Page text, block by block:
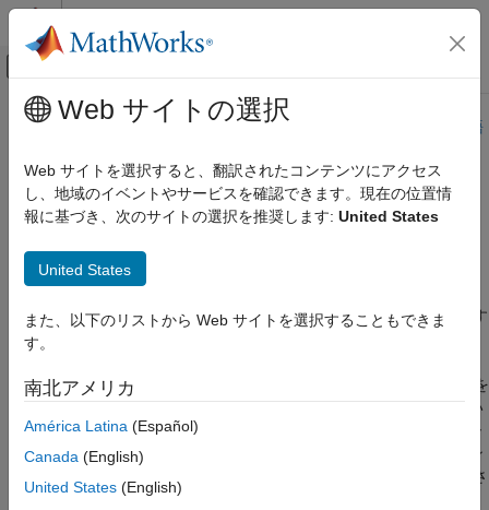
コンテンツへスキップ
オフキャンバス ナビゲーション メ
ドキュメンテーションのホーム
自動車
Vehicle Network Toolbox
カテゴリ
Vehicle Network Toolbox 入門
CAN 通信と CAN FD 通信
XCP通信
標準ファイル形式
いるハードウェア
メインコンテンツ
このページは機械翻訳を使用して翻訳されました。最新版の英語
Vehicle Network Toolboxでサポー
トされているハードウェア
このリリース時点で、Vehicle Network Toolbox™ は次の表に示す
CAN デバイスと通信するには、必要なドライバーとライブラリを
システム上にインストールする必要があります。表に示されてい
るデバイス ベンダーの Web サイトからドライバーをダウンロー
ドしてインストールできます。デプロイされたアプリケーション
の場合、適切なドライバーがターゲット マシンにインストールさ
れていることを確認します。
Web サイトの選択
Web サイトを選択すると、翻訳されたコンテンツにアクセス
し、地域のイベントやサービスを確認できます。現在の位置情
報に基づき、次のサイトの選択を推奨します: United States
United States
また、以下のリストから Web サイトを選択することもできま
す。
南北アメリカ
América Latina (Español)
Canada (English)
United States (English)